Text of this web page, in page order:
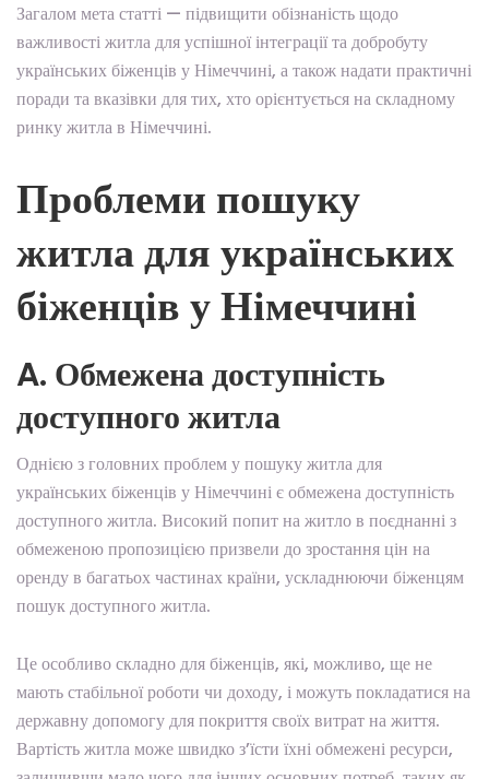
Загалом мета статті — підвищити обізнаність щодо
важливості житла для успішної інтеграції та добробуту
українських біженців у Німеччині, а також надати практичні
поради та вказівки для тих, хто орієнтується на складному
ринку житла в Німеччині.
Проблеми пошуку
житла для українських
біженців у Німеччині
A. Обмежена доступність
доступного житла
Однією з головних проблем у пошуку житла для
українських біженців у Німеччині є обмежена доступність
доступного житла. Високий попит на житло в поєднанні з
обмеженою пропозицією призвели до зростання цін на
оренду в багатьох частинах країни, ускладнюючи біженцям
пошук доступного житла.
Це особливо складно для біженців, які, можливо, ще не
мають стабільної роботи чи доходу, і можуть покладатися на
державну допомогу для покриття своїх витрат на життя.
Вартість житла може швидко з’їсти їхні обмежені ресурси,